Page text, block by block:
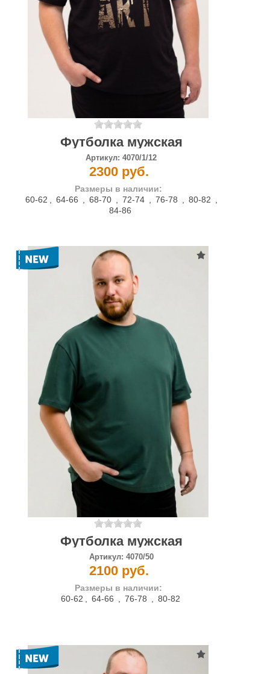
Футболка мужская
Артикул: 4070/1/12
2300 руб.
Размеры в наличии:
60-62 , 64-66 , 68-70 , 72-74 , 76-78 , 80-82 ,
84-86
Футболка мужская
Артикул: 4070/50
2100 руб.
Размеры в наличии:
60-62 , 64-66 , 76-78 , 80-82